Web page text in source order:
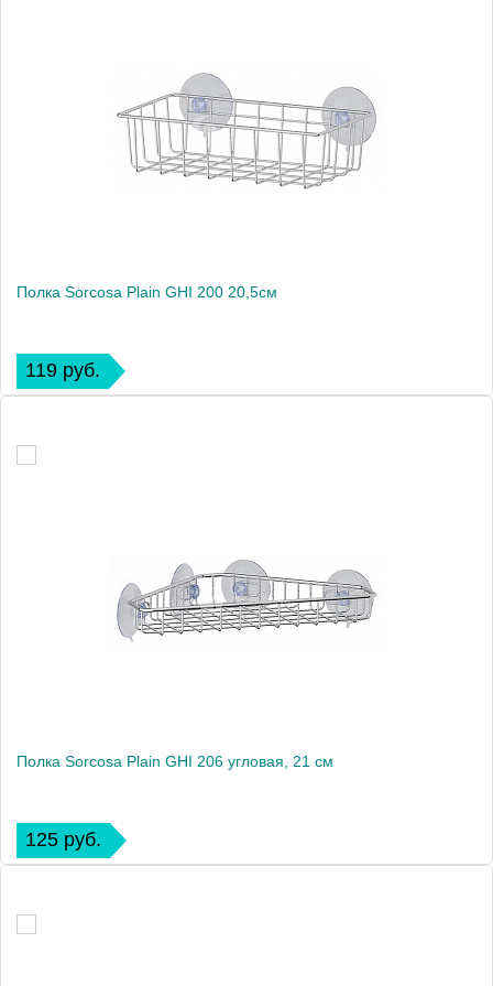
Полка Sorcosa Plain GHI 200 20,5см
119 руб.
Полка Sorcosa Plain GHI 206 угловая, 21 см
125 руб.